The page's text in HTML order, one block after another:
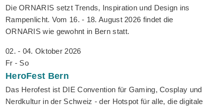
Die ORNARIS setzt Trends, Inspiration und Design ins
Rampenlicht. Vom 16. - 18. August 2026 findet die
ORNARIS wie gewohnt in Bern statt.
02. - 04. Oktober 2026
Fr - So
HeroFest Bern
Das Herofest ist DIE Convention für Gaming, Cosplay und
Nerdkultur in der Schweiz - der Hotspot für alle, die digitale